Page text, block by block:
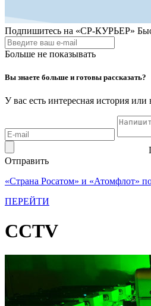
Подпишитесь на «СР-КУРЬЕР»
Больше не показывать
Вы знаете больше и готовы рассказать?
У вас есть интересная история
Отправить
«Страна Росатом» и «Атомфлот»
ПЕРЕЙТИ
CCTV